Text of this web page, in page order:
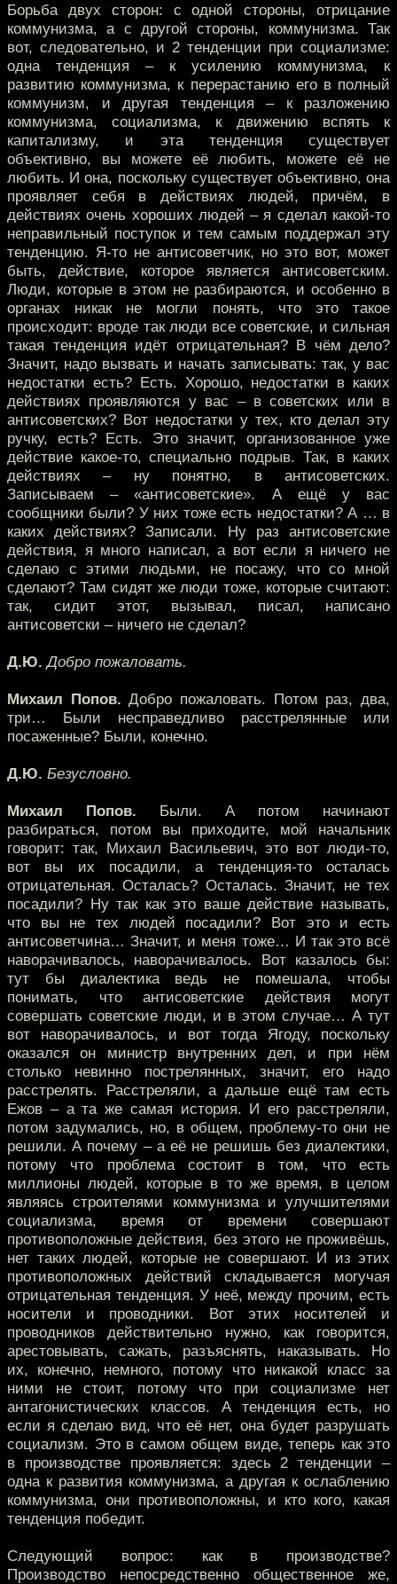
Борьба двух сторон: с одной стороны, отрицание
коммунизма, а с другой стороны, коммунизма. Так
вот, следовательно, и 2 тенденции при социализме:
одна тенденция – к усилению коммунизма, к
развитию коммунизма, к перерастанию его в полный
коммунизм, и другая тенденция – к разложению
коммунизма, социализма, к движению вспять к
капитализму, и эта тенденция существует
объективно, вы можете её любить, можете её не
любить. И она, поскольку существует объективно, она
проявляет себя в действиях людей, причём, в
действиях очень хороших людей – я сделал какой-то
неправильный поступок и тем самым поддержал эту
тенденцию. Я-то не антисоветчик, но это вот, может
быть, действие, которое является антисоветским.
Люди, которые в этом не разбираются, и особенно в
органах никак не могли понять, что это такое
происходит: вроде так люди все советские, и сильная
такая тенденция идёт отрицательная? В чём дело?
Значит, надо вызвать и начать записывать: так, у вас
недостатки есть? Есть. Хорошо, недостатки в каких
действиях проявляются у вас – в советских или в
антисоветских? Вот недостатки у тех, кто делал эту
ручку, есть? Есть. Это значит, организованное уже
действие какое-то, специально подрыв. Так, в каких
действиях – ну понятно, в антисоветских.
Записываем – «антисоветские». А ещё у вас
сообщники были? У них тоже есть недостатки? А … в
каких действиях? Записали. Ну раз антисоветские
действия, я много написал, а вот если я ничего не
сделаю с этими людьми, не посажу, что со мной
сделают? Там сидят же люди тоже, которые считают:
так, сидит этот, вызывал, писал, написано
антисоветски – ничего не сделал?
Д.Ю. Добро пожаловать.
Михаил Попов. Добро пожаловать. Потом раз, два,
три… Были несправедливо расстрелянные или
посаженные? Были, конечно.
Д.Ю. Безусловно.
Михаил Попов. Были. А потом начинают
разбираться, потом вы приходите, мой начальник
говорит: так, Михаил Васильевич, это вот люди-то,
вот вы их посадили, а тенденция-то осталась
отрицательная. Осталась? Осталась. Значит, не тех
посадили? Ну так как это ваше действие называть,
что вы не тех людей посадили? Вот это и есть
антисоветчина… Значит, и меня тоже… И так это всё
наворачивалось, наворачивалось. Вот казалось бы:
тут бы диалектика ведь не помешала, чтобы
понимать, что антисоветские действия могут
совершать советские люди, и в этом случае… А тут
вот наворачивалось, и вот тогда Ягоду, поскольку
оказался он министр внутренних дел, и при нём
столько невинно пострелянных, значит, его надо
расстрелять. Расстреляли, а дальше ещё там есть
Ежов – а та же самая история. И его расстреляли,
потом задумались, но, в общем, проблему-то они не
решили. А почему – а её не решишь без диалектики,
потому что проблема состоит в том, что есть
миллионы людей, которые в то же время, в целом
являясь строителями коммунизма и улучшителями
социализма, время от времени совершают
противоположные действия, без этого не проживёшь,
нет таких людей, которые не совершают. И из этих
противоположных действий складывается могучая
отрицательная тенденция. У неё, между прочим, есть
носители и проводники. Вот этих носителей и
проводников действительно нужно, как говорится,
арестовывать, сажать, разъяснять, наказывать. Но
их, конечно, немного, потому что никакой класс за
ними не стоит, потому что при социализме нет
антагонистических классов. А тенденция есть, но
если я сделаю вид, что её нет, она будет разрушать
социализм. Это в самом общем виде, теперь как это
в производстве проявляется: здесь 2 тенденции –
одна к развития коммунизма, а другая к ослаблению
коммунизма, они противоположны, и кто кого, какая
тенденция победит.
Следующий вопрос: как в производстве?
Производство непосредственно общественное же,